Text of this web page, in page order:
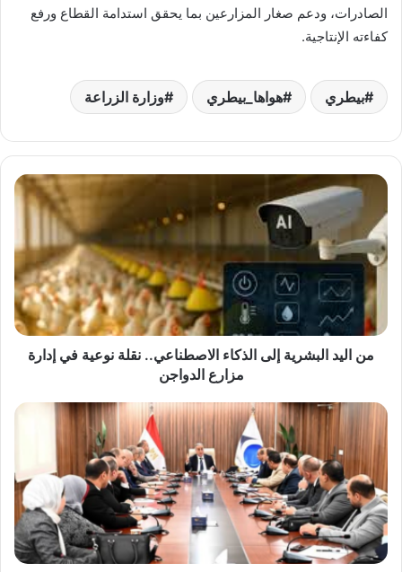
الصادرات، ودعم صغار المزارعين بما يحقق استدامة القطاع ورفع
كفاءته الإنتاجية.
بيطري هواها_بيطري وزارة الزراعة
من
البشرية
إلى
الذكاء
الاصطناعي..
نقلة
نوعية
في
إدارةمن اليد البشرية إلى الذكاء الاصطناعي.. نقلة نوعية في إدارة
مزارع الدواجن
السجيني:
تهاون
التلاعب
بالأسعار..
وجاهزية
كاملة
لضبط